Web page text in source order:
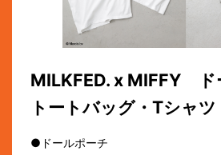
MILKFED. x MIFFY ド
トートバッグ・Tシャツ
●ドールポーチ